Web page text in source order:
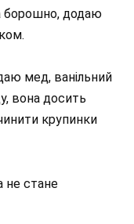
борошно, додаю
мед, ванільний
вона досить
крупинки
не стане